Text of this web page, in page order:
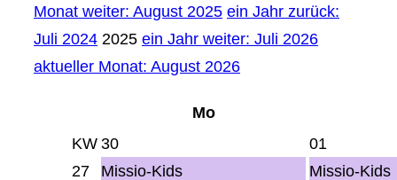
Monat weiter: August 2025 ein Jahr zurück:
Juli 2024 2025 ein Jahr weiter: Juli 2026
aktueller Monat: August 2026
Mo
KW
27
30
Missio-Kids
01
Missio-Kids